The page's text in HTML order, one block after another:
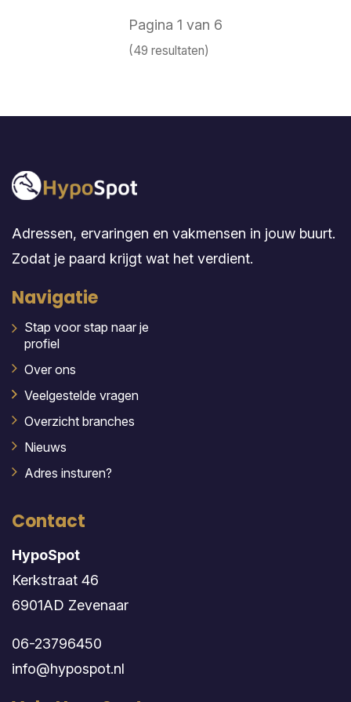
Pagina 1 van 6
(49 resultaten)
Adressen, ervaringen en vakmensen in jouw buurt.
Zodat je paard krijgt wat het verdient.
Navigatie
Stap voor stap naar je
profiel
Over ons
Veelgestelde vragen
Overzicht branches
Nieuws
Adres insturen?
Contact
HypoSpot
Kerkstraat 46
6901AD Zevenaar
06-23796450
info@hypospot.nl